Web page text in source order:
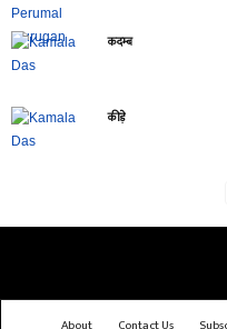
कदम्ब
कीड़े